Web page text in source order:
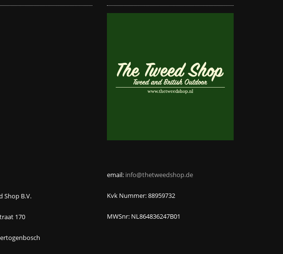
Shop B.V.
170
email: info@thetweedshop.de
Kvk Nummer: 88959732
MWSnr: NL864836247B01